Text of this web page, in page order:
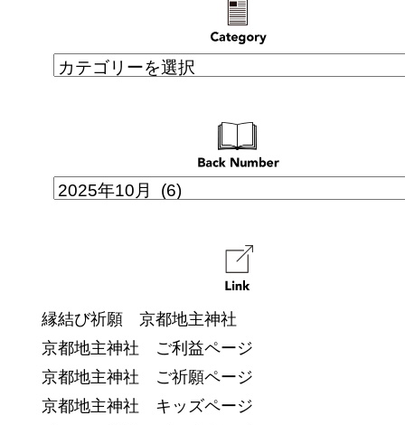
縁結び祈願 京都地主神社
京都地主神社 ご利益ページ
京都地主神社 ご祈願ページ
京都地主神社 キッズページ